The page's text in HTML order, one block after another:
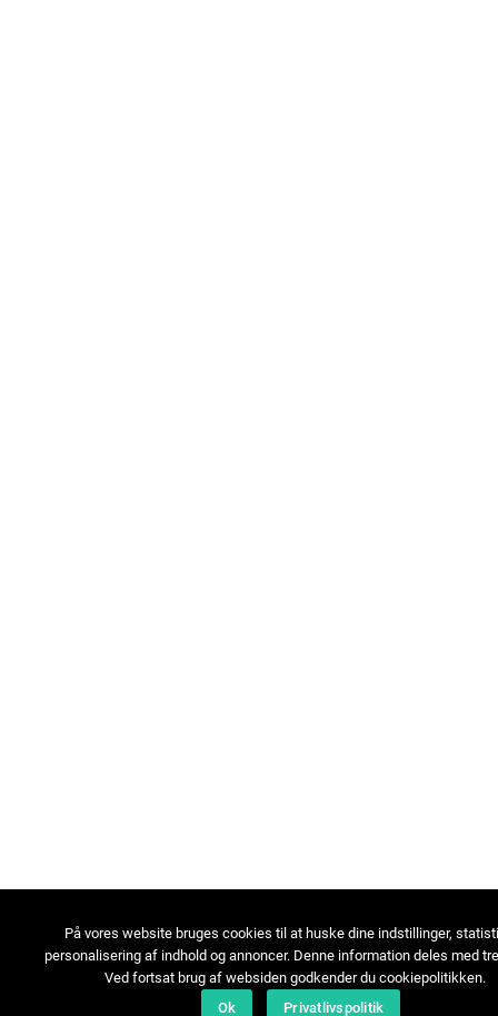
På vores website bruges cookies til at huske dine indstillinger,
personalisering af indhold og annoncer. Denne information deles med
Ved fortsat brug af websiden godkender du cookiepolitikken.
Ok
Privatlivspolitik